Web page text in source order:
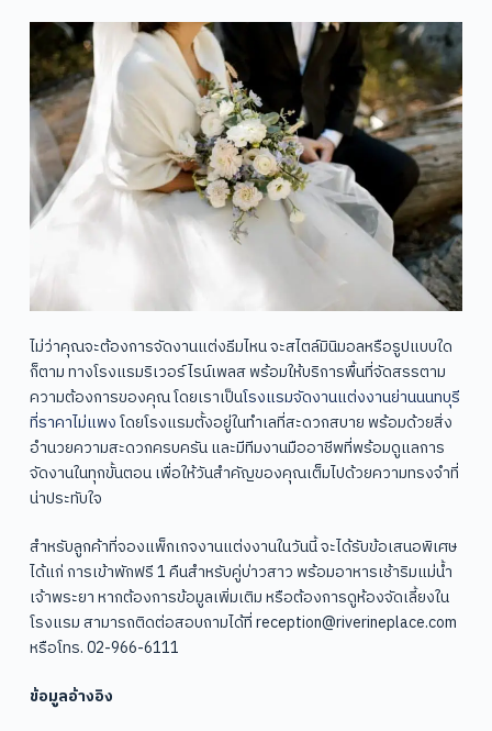
ไม่ว่าคุณจะต้องการจัดงานแต่งธีมไหน จะสไตล์มินิมอลหรือรูปแบบใด
ก็ตาม ทางโรงแรมริเวอร์ไรน์เพลส พร้อมให้บริการพื้นที่จัดสรรตาม
ความต้องการของคุณ โดยเราเป็นโรงแรมจัดงานแต่งงานย่านนนทบุรี
ที่ราคาไม่แพงโดยโรงแรมตั้งอยู่ในทำเลที่สะดวกสบาย พร้อมด้วยสิ่ง
อำนวยความสะดวกครบครัน และมีทีมงานมืออาชีพที่พร้อมดูแลการ
จัดงานในทุกขั้นตอน เพื่อให้วันสำคัญของคุณเต็มไปด้วยความทรงจำที่
น่าประทับใจ
สำหรับลูกค้าที่จองแพ็กเกจงานแต่งงานในวันนี้ จะได้รับข้อเสนอพิเศษ
ได้แก่ การเข้าพักฟรี 1 คืนสำหรับคู่บ่าวสาว พร้อมอาหารเช้าริมแม่น้ำ
เจ้าพระยา หากต้องการข้อมูลเพิ่มเติม หรือต้องการดูห้องจัดเลี้ยงใน
โรงแรม สามารถติดต่อสอบถามได้ที่ reception@riverineplace.com
หรือโทร. 02-966-6111
ข้อมูลอ้างอิง